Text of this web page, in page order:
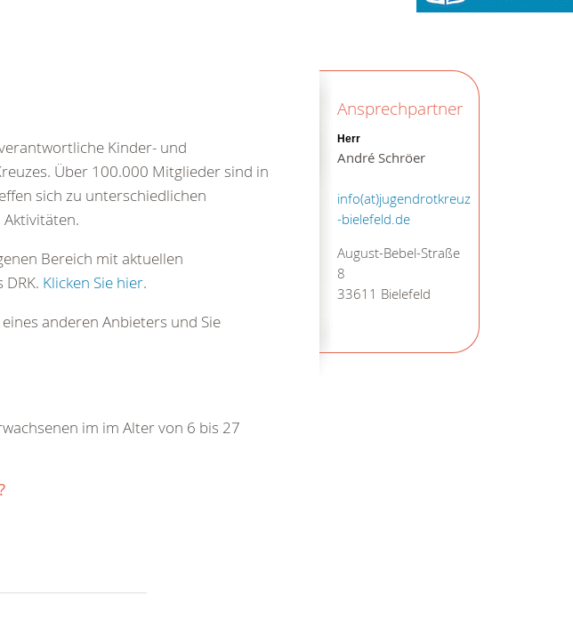
Ansprechpartner
Herr
André Schröer
info(at)jugendrotkreuz
-bielefeld.de
August-Bebel-Straße
8
33611 Bielefeld
Kinder- und
Über 100.000 Mitglieder sind in
sich zu unterschiedlichen
Bereich mit aktuellen
Klicken Sie hier.
anderen Anbieters und Sie
im im Alter von 6 bis 27